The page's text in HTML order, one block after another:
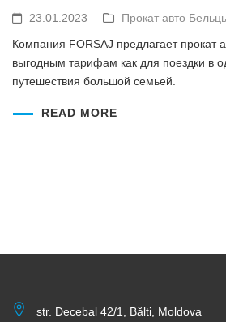
23.01.2023 Прокат авто
Компания FORSAJ предлагает прокат
выгодным тарифам как для поездки в
путешествия большой семьей.
READ MORE
str. Decebal 42/1, Bălti, Moldova